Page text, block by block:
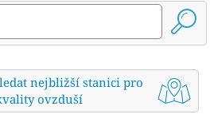
nejbližší stanici pro
ovzduší